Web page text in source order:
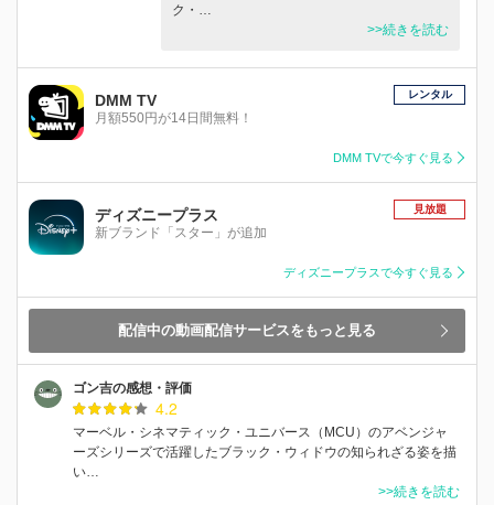
ク・…
>>続きを読む
DMM TV
月額550円が14日間無料！
レンタル
DMM TVで今すぐ見る
ディズニープラス
新ブランド「スター」が追加
見放題
ディズニープラスで今すぐ見る
配信中の動画配信サービスをもっと見る
ゴン吉の感想・評価
4.2
マーベル・シネマティック・ユニバース（MCU）のアベンジャ
ーズシリーズで活躍したブラック・ウィドウの知られざる姿を描
い…
>>続きを読む